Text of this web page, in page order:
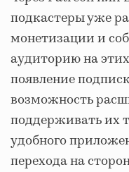
подкастеры уже
монетизации и
аудиторию на
появление
возможность
поддерживать их
удобного
перехода на